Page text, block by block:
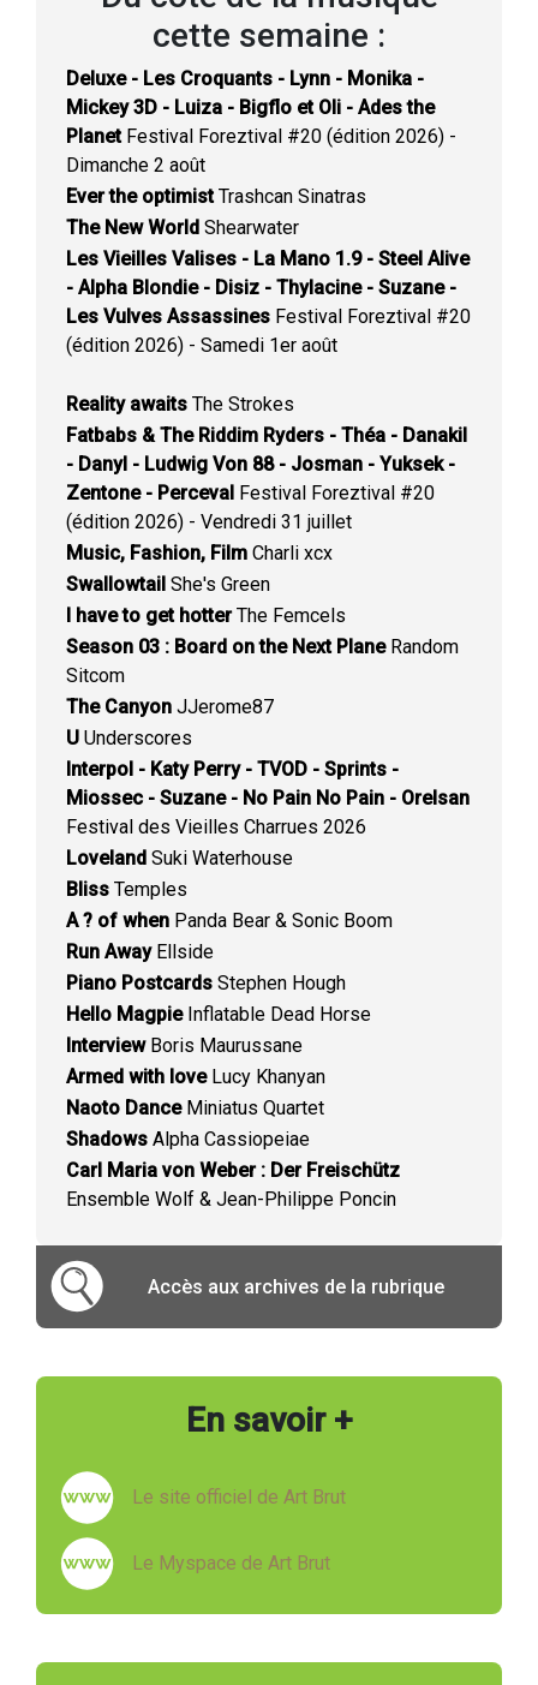
cette semaine :
Deluxe - Les Croquants - Lynn - Monika -
Mickey 3D - Luiza - Bigflo et Oli - Ades the
PlanetFestival Foreztival #20 (édition 2026) -
Dimanche 2 août
Ever the optimistTrashcan Sinatras
The New World Shearwater
Les Vieilles Valises - La Mano 1.9 - Steel Alive
- Alpha Blondie - Disiz - Thylacine - Suzane -
Les Vulves Assassines Festival Foreztival #20
(édition 2026) - Samedi 1er août
Reality awaits The Strokes
Fatbabs & The Riddim Ryders - Théa - Danakil
- Danyl - Ludwig Von 88 - Josman - Yuksek -
Zentone - Perceval Festival Foreztival #20
(édition 2026) - Vendredi 31 juillet
Music, Fashion, Film Charli xcx
Swallowtail She's Green
I have to get hotterThe Femcels
Season 03 : Board on the Next PlaneRandom
Sitcom
The Canyon JJerome87
U Underscores
Interpol - Katy Perry - TVOD - Sprints -
Miossec - Suzane - No Pain No Pain - Orelsan
Festival des Vieilles Charrues 2026
Loveland Suki Waterhouse
Bliss Temples
A ? of when Panda Bear & Sonic Boom
Run AwayEllside
Piano Postcards Stephen Hough
Hello MagpieInflatable Dead Horse
InterviewBoris Maurussane
Armed with loveLucy Khanyan
Naoto DanceMiniatus Quartet
Shadows Alpha Cassiopeiae
Carl Maria von Weber : Der Freischütz
Ensemble Wolf & Jean-Philippe Poncin
Accès aux archives de la rubrique
En savoir +
Le site officiel de Art Brut
Le Myspace de Art Brut